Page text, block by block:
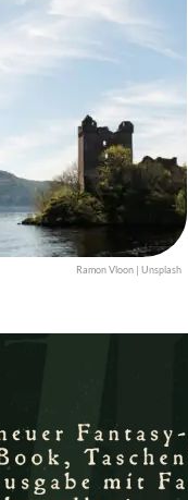
Ramon Vloon | Unsplash